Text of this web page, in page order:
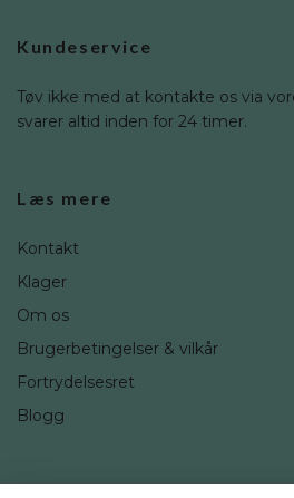
Kundeservice
Tøv ikke med at kontakte os via
svarer altid inden for 24 timer.
Læs mere
Kontakt
Klager
Om os
Brugerbetingelser & vilkår
Fortrydelsesret
Blogg